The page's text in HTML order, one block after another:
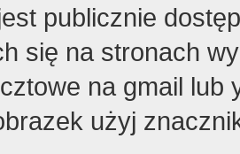
publicznie
się na stronach
na gmail lub
użyj